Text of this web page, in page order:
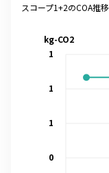
スコープ1+2のCOA推移
0
1
1
1
kg-CO2